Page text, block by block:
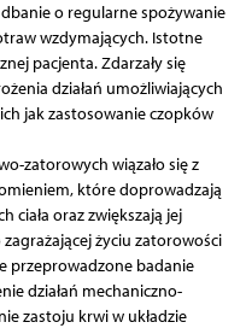
o regularne spożywanie
wzdymających. Istotne
pacjenta. Zdarzały się
działań umożliwiających
jak zastosowanie czopków
zatorowych wiązało się z
które doprowadzają
ciała oraz zwiększają jej
życiu zatorowości
przeprowadzone badanie
działań mechaniczno-
zastoju krwi w układzie